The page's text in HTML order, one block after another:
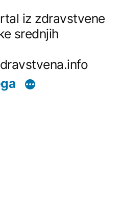
iz zdravstvene
srednjih